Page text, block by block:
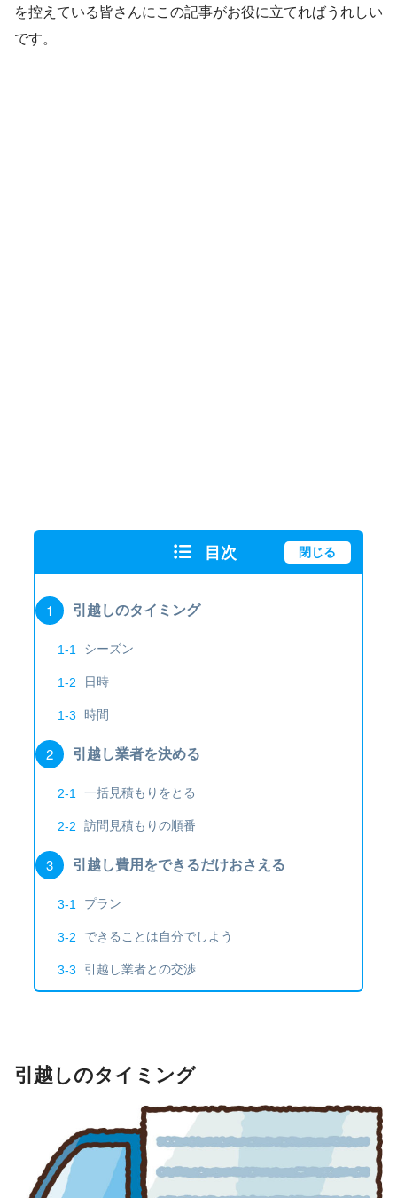
を控えている皆さんにこの記事がお役に立てればうれしい
です。
目次 閉じる
引越しのタイミング
シーズン
日時
時間
引越し業者を決める
一括見積もりをとる
訪問見積もりの順番
引越し費用をできるだけおさえる
プラン
できることは自分でしよう
引越し業者との交渉
引越しのタイミング